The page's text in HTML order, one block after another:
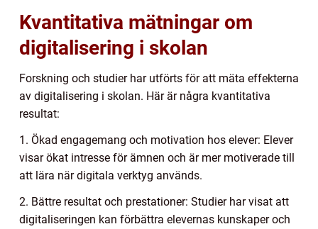
Kvantitativa mätningar om
digitalisering i skolan
Forskning och studier har utförts för att mäta effekterna
av digitalisering i skolan. Här är några kvantitativa
resultat:
1. Ökad engagemang och motivation hos elever: Elever
visar ökat intresse för ämnen och är mer motiverade till
att lära när digitala verktyg används.
2. Bättre resultat och prestationer: Studier har visat att
digitaliseringen kan förbättra elevernas kunskaper och